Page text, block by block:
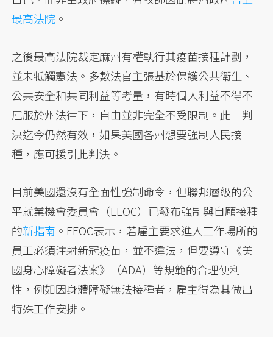
最高法院 。
之後最高法院裁定麻州有權執行其疫苗接種計劃，
並未牴觸憲法。多數法官主張基於保護公共衛生、
公共安全和共同利益等考量，有時個人利益不得不
屈服於州法律下，自由並非完全不受限制。此一判
決迄今仍然有效，如果美國各州想要強制人民接
種，應可援引此判決。
目前美國還沒有全面性強制命令，但聯邦層級的公
平就業機會委員會（EEOC）已發布強制與自願接種
的新指南 。EEOC表示，若雇主要求進入工作場所的
員工必須注射新冠疫苗，並不違法，但要遵守《美
國身心障礙者法案》（ADA）等規範的合理便利
性，例如因身體障礙無法接種者，雇主得為其做出
特殊工作安排。